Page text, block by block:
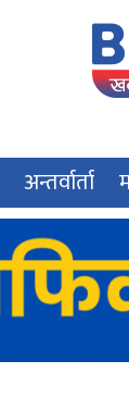
अन्तर्वार्ता